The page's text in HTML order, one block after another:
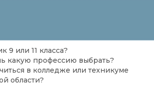
9 или 11 класса?
какую профессию выбрать?
в колледже или техникуме
области?